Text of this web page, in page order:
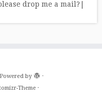
drop me a mail?|
Powered by
·
Theme·